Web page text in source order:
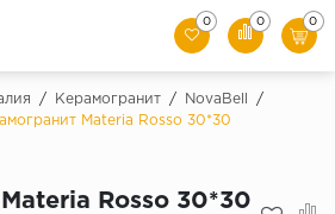
0 0 0
/ Керамогранит / NovaBell
/
Materia Rosso 30*30
Rosso 30*30